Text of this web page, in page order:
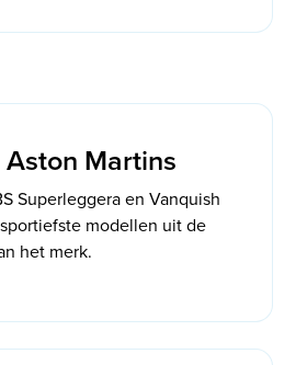
Martins
Superleggera en Vanquish
modellen uit de
het merk.